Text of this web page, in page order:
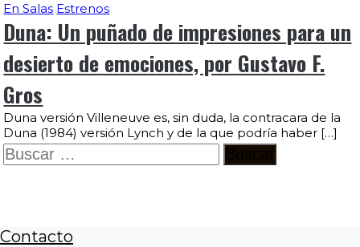
En Salas Estrenos
Duna: Un puñado de impresiones para un
desierto de emociones, por Gustavo F.
Gros
Duna versión Villeneuve es, sin duda, la contracara de la
Duna (1984) versión Lynch y de la que podría haber […]
Buscar:
Contacto